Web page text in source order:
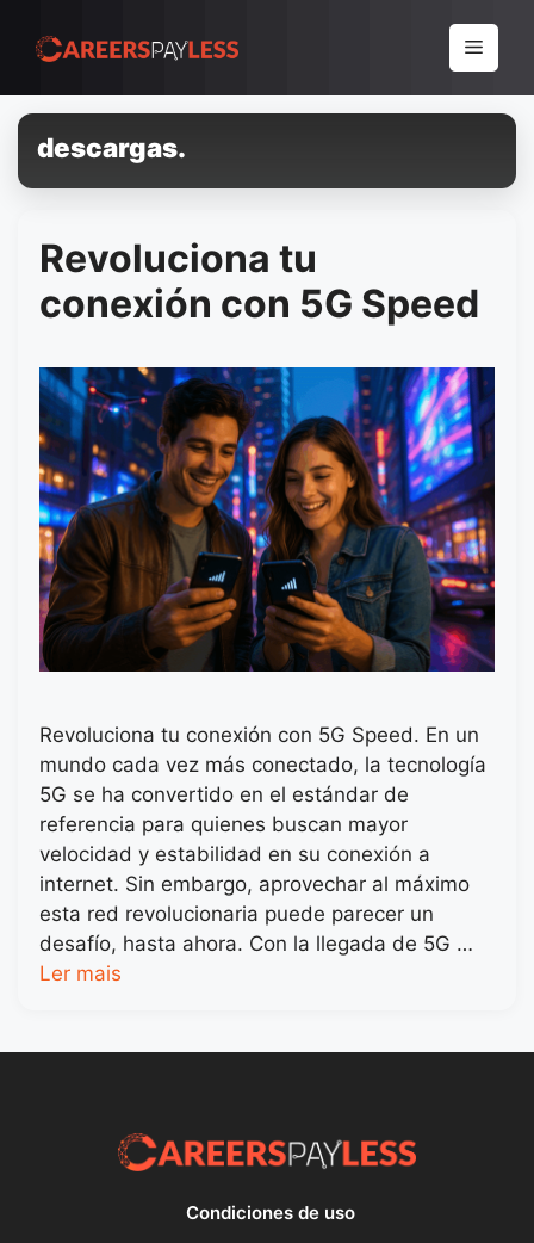
para
conteúdo
Menu
descargas.
Revoluciona tu
conexión con 5G Speed
Revoluciona tu conexión con 5G Speed. En un
mundo cada vez más conectado, la tecnología
5G se ha convertido en el estándar de
referencia para quienes buscan mayor
velocidad y estabilidad en su conexión a
internet. Sin embargo, aprovechar al máximo
esta red revolucionaria puede parecer un
desafío, hasta ahora. Con la llegada de 5G …
Ler mais
Condiciones de uso